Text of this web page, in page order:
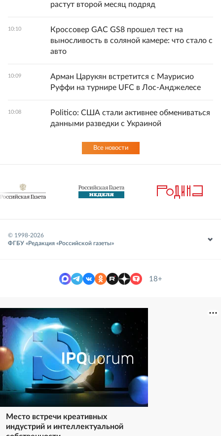
растут второй месяц подряд
10:10
Кроссовер GAC GS8 прошел тест на
выносливость в соляной камере: что стало с
авто
10:09
Арман Царукян встретится с Маурисио
Руффи на турнире UFC в Лос-Анджелесе
10:08
Politico: США стали активнее обмениваться
данными разведки с Украиной
Все новости
© 1998-2026
ФГБУ «Редакция «Российской газеты»
18+
Место встречи креативных
индустрий и интеллектуальной